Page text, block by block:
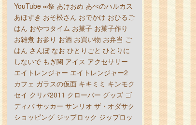
YouTube ∞祭 あけおめ あべのハルカス
あほすき おそ松さん おでかけ おひるご
はん おやつタイム お菓子 お菓子作り
お雑煮 お参り お酒 お買い物 お弁当 ご
はん さんぽ なお ひとりごと ひとりに
しないで もぎ関 アイス アクセサリー
エイトレンジャー エイトレンジャー2
カフェ ガラスの仮面 キキミミ キンモク
セイ クリパ2011 クローバー グッズ ゴ
ディバ サッカー サンリオ ザ・オダサク
ショッピング ジップロック ジップロッ